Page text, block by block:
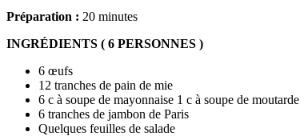
Préparation : 20 minutes
INGRÉDIENTS ( 6 PERSONNES )
6 œufs
12 tranches de pain de mie
6 c à soupe de mayonnaise 1 c à soupe de moutarde
6 tranches de jambon de Paris
Quelques feuilles de salade